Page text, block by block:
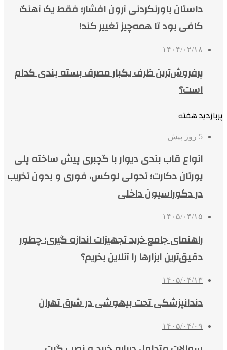
داستان باورنکردنی آرون افشار؛ فقط یک آهنگ
کافی بود تا همه‌چیز تغییر کند!
۱۴۰۴/۰۲/۱۸
پرفروش‌ترین ظرف یکبار مصرف بسته بندی کدام
است؟
پربازدید هفته
5 روز پیش
انواع قاب بندی دیوار با گچبری پیش ساخته پلی
یورتان دکارت؛ تحولی لوکس، فوری و بدون تخریب
در دکوراسیون داخلی
۱۴۰۵/۰۴/۱۵
راهنمای جامع خرید تجهیزات اندازه گیری؛ چطور
دقیق‌ترین ابزارها را آنلاین بخریم؟
۱۴۰۵/۰۴/۱۳
دندانپزشکی تحت بیهوشی در شرق تهران
۱۴۰۵/۰۴/۰۹